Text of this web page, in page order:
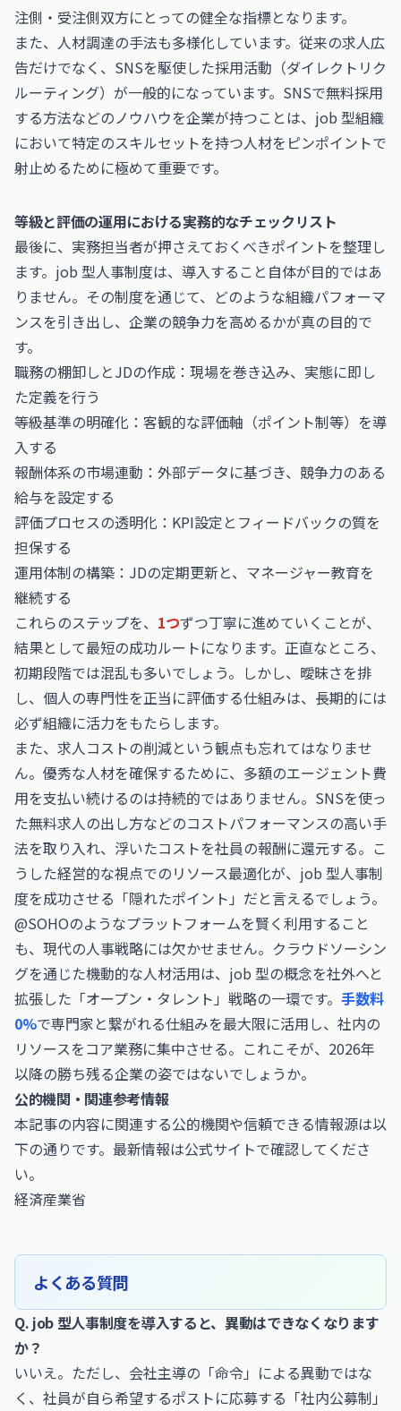
注側・受注側双方にとっての健全な指標となります。
また、人材調達の手法も多様化しています。従来の求人広
告だけでなく、SNSを駆使した採用活動（ダイレクトリク
ルーティング）が一般的になっています。 SNSで無料採用
する方法などのノウハウを企業が持つことは、job 型組織
において特定のスキルセットを持つ人材をピンポイントで
射止めるために極めて重要です。
等級と評価の運用における実務的なチェックリスト
最後に、実務担当者が押さえておくべきポイントを整理し
ます。job 型人事制度は、導入すること自体が目的ではあ
りません。その制度を通じて、どのような組織パフォーマ
ンスを引き出し、企業の競争力を高めるかが真の目的で
す。
職務の棚卸しとJDの作成：現場を巻き込み、実態に即し
た定義を行う
等級基準の明確化：客観的な評価軸（ポイント制等）を導
入する
報酬体系の市場連動：外部データに基づき、競争力のある
給与を設定する
評価プロセスの透明化：KPI設定とフィードバックの質を
担保する
運用体制の構築：JDの定期更新と、マネージャー教育を
継続する
これらのステップを、 1つずつ丁寧に進めていくことが、
結果として最短の成功ルートになります。正直なところ、
初期段階では混乱も多いでしょう。しかし、曖昧さを排
し、個人の専門性を正当に評価する仕組みは、長期的には
必ず組織に活力をもたらします。
また、求人コストの削減という観点も忘れてはなりませ
ん。優秀な人材を確保するために、多額のエージェント費
用を支払い続けるのは持続的ではありません。 SNSを使っ
た無料求人の出し方などのコストパフォーマンスの高い手
法を取り入れ、浮いたコストを社員の報酬に還元する。こ
うした経営的な視点でのリソース最適化が、job 型人事制
度を成功させる「隠れたポイント」だと言えるでしょう。
@SOHOのようなプラットフォームを賢く利用すること
も、現代の人事戦略には欠かせません。クラウドソーシン
グを通じた機動的な人材活用は、job 型の概念を社外へと
拡張した「オープン・タレント」戦略の一環です。 手数料
0%で専門家と繋がれる仕組みを最大限に活用し、社内の
リソースをコア業務に集中させる。これこそが、2026年
以降の勝ち残る企業の姿ではないでしょうか。
公的機関・関連参考情報
本記事の内容に関連する公的機関や信頼できる情報源は以
下の通りです。最新情報は公式サイトで確認してくださ
い。
経済産業省
よくある質問
Q. job 型人事制度を導入すると、異動はできなくなります
か？
いいえ。ただし、会社主導の「命令」による異動ではな
く、社員が自ら希望するポストに応募する「社内公募制」